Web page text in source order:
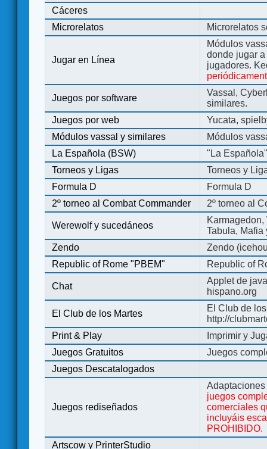
Cáceres
Microrelatos
Microrelatos
Jugar en Línea
Módulos
donde jugar
jugadores.
Juegos por software
Vassal,
similares.
Juegos por web
Yucata,
Módulos vassal y similares
Módulos
La Española (BSW)
"La
Torneos y Ligas
Torneos y
Formula D
Formula D
2º torneo al Combat Commander
2º torneo al
Werewolf y sucedáneos
Tabula, Mafia
Zendo
Zendo
Republic of Rome "PBEM"
Republic of
Chat
Applet de
hispano.org
El Club de los Martes
El Club de
http://
Print & Play
Imprimir y
Juegos Gratuitos
Juegos
Juegos Descatalogados
Juegos rediseñados
juegos
comerciales
incluyáis
PROHIBIDO.
Artscow y PrinterStudio